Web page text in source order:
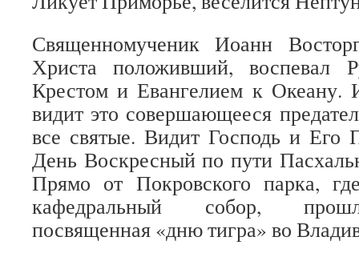
Священномученик Иоанн
Христа положивший, воспевал
Крестом и Евангелием к Океану.
видит это совершающееся
все святые. Видит Господь и Его
День Воскресный по пути
Прямо от Покровского парка,
кафедральный собор,
посвященная «дню тигра» во